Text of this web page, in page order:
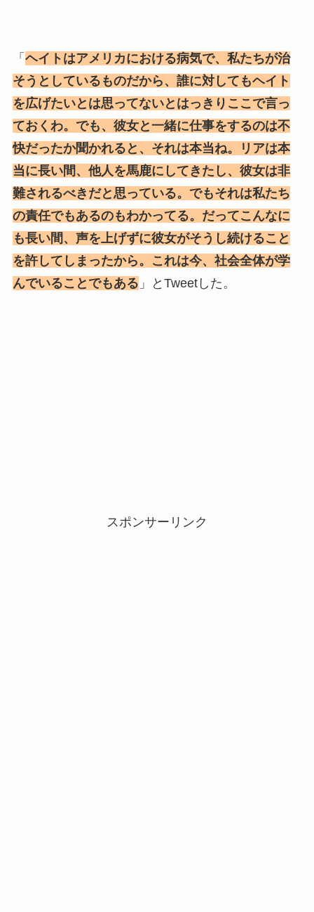
「 ヘイトはアメリカにおける病気で、私たちが治
そうとしているものだから、誰に対してもヘイト
を広げたいとは思ってないとはっきりここで言っ
ておくわ。でも、彼女と一緒に仕事をするのは不
快だったか聞かれると、それは本当ね。リアは本
当に長い間、他人を馬鹿にしてきたし、彼女は非
難されるべきだと思っている。でもそれは私たち
の責任でもあるのもわかってる。だってこんなに
も長い間、声を上げずに彼女がそうし続けること
を許してしまったから。これは今、社会全体が学
んでいることでもある 」とTweetした。
スポンサーリンク